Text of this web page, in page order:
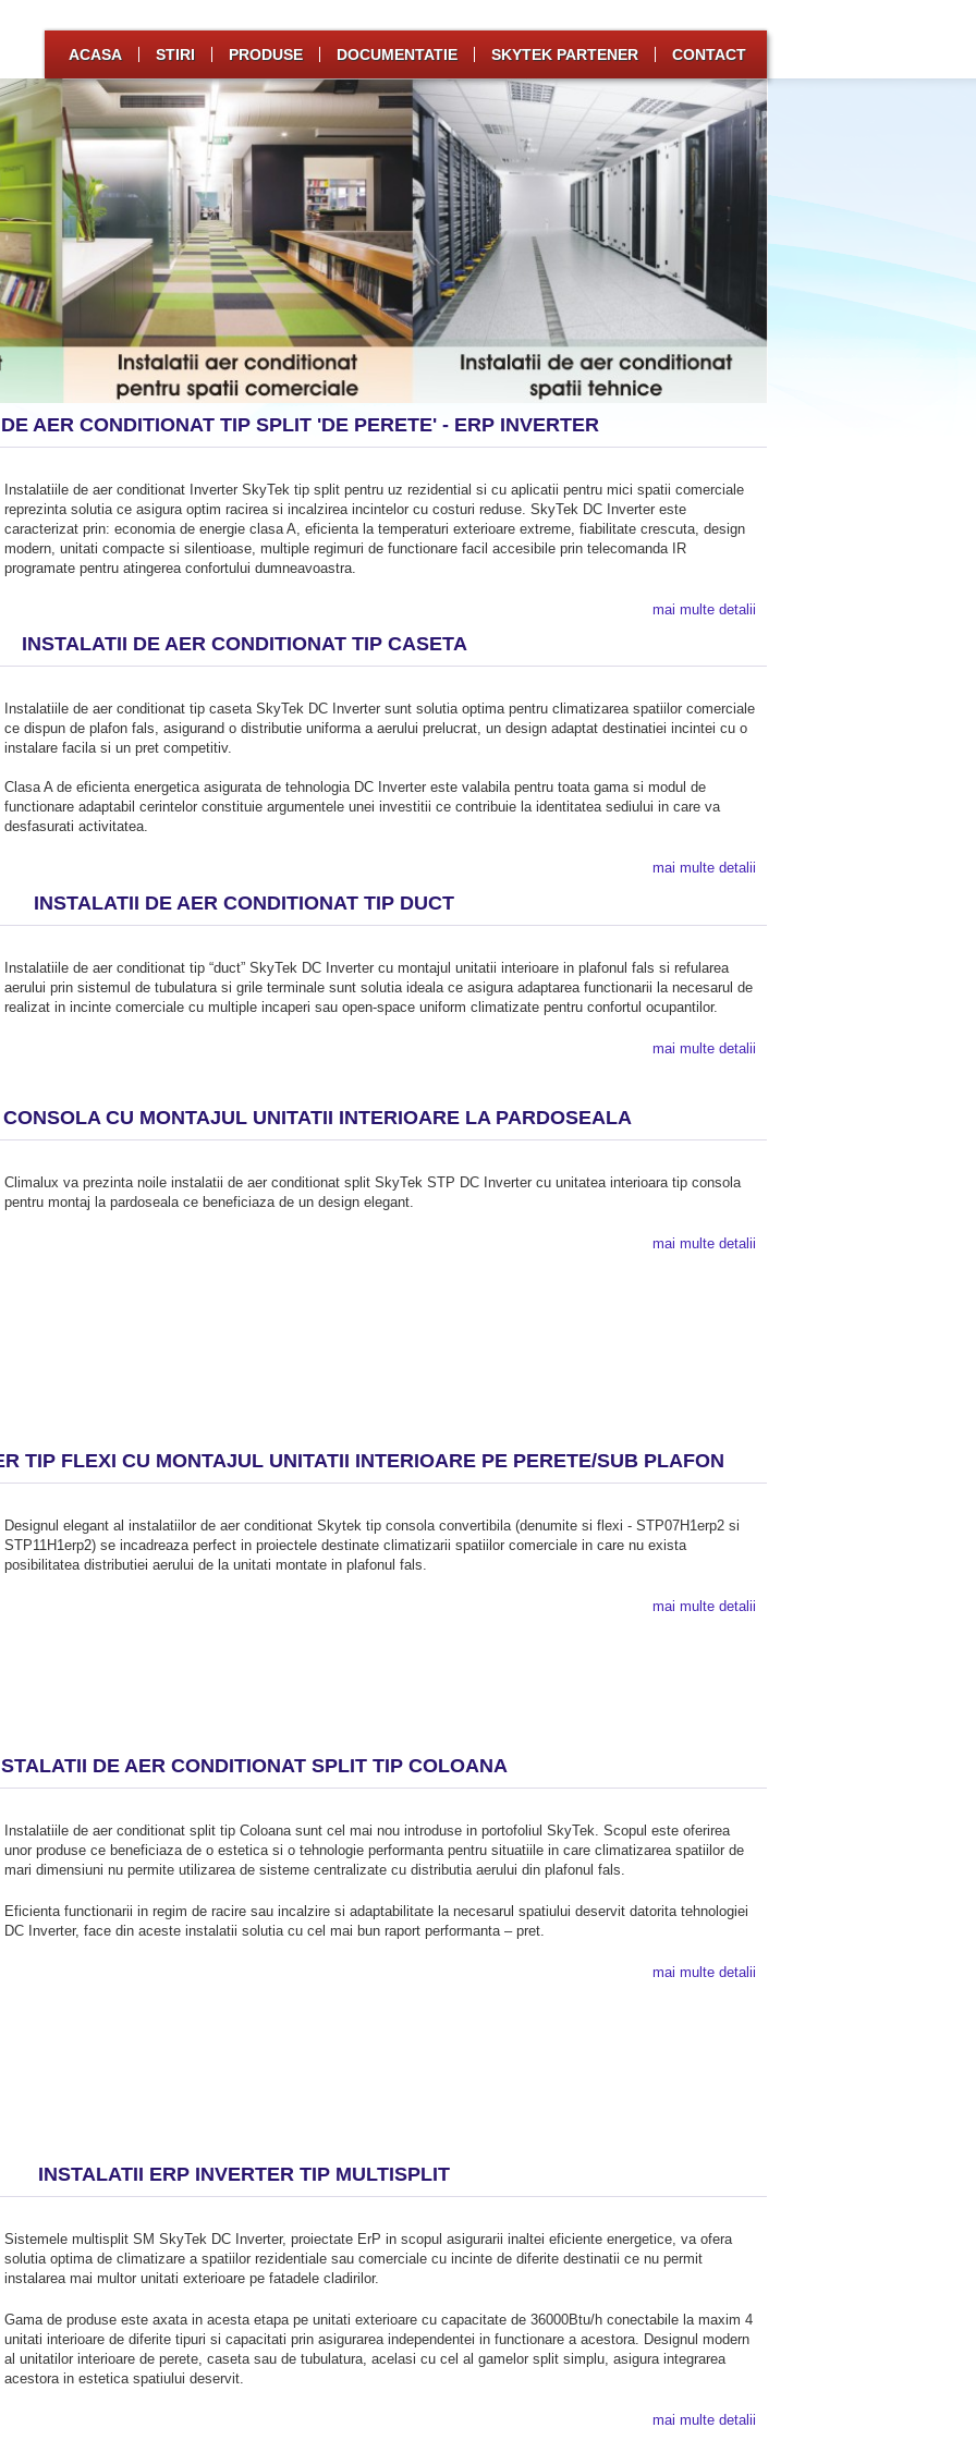
ACASA STIRI PRODUSE DOCUMENTATIE SKYTEK PARTENER CONTACT
AER CONDITIONAT TIP SPLIT 'DE PERETE' - ERP INVERTER
Instalatiile de aer conditionat Inverter SkyTek tip split pentru uz rezidential si cu aplicatii pentru mici spatii comerciale
reprezinta solutia ce asigura optim racirea si incalzirea incintelor cu costuri reduse. SkyTek DC Inverter este
caracterizat prin: economia de energie clasa A, eficienta la temperaturi exterioare extreme, fiabilitate crescuta, design
modern, unitati compacte si silentioase, multiple regimuri de functionare facil accesibile prin telecomanda IR
programate pentru atingerea confortului dumneavoastra.
mai multe detalii
INSTALATII DE AER CONDITIONAT TIP CASETA
Instalatiile de aer conditionat tip caseta SkyTek DC Inverter sunt solutia optima pentru climatizarea spatiilor comerciale
ce dispun de plafon fals, asigurand o distributie uniforma a aerului prelucrat, un design adaptat destinatiei incintei cu o
instalare facila si un pret competitiv.
Clasa A de eficienta energetica asigurata de tehnologia DC Inverter este valabila pentru toata gama si modul de
functionare adaptabil cerintelor constituie argumentele unei investitii ce contribuie la identitatea sediului in care va
desfasurati activitatea.
mai multe detalii
INSTALATII DE AER CONDITIONAT TIP DUCT
Instalatiile de aer conditionat tip “duct” SkyTek DC Inverter cu montajul unitatii interioare in plafonul fals si refularea
aerului prin sistemul de tubulatura si grile terminale sunt solutia ideala ce asigura adaptarea functionarii la necesarul de
realizat in incinte comerciale cu multiple incaperi sau open-space uniform climatizate pentru confortul ocupantilor.
mai multe detalii
CU MONTAJUL UNITATII INTERIOARE LA PARDOSEALA
Climalux va prezinta noile instalatii de aer conditionat split SkyTek STP DC Inverter cu unitatea interioara tip consola
pentru montaj la pardoseala ce beneficiaza de un design elegant.
mai multe detalii
TIP FLEXI CU MONTAJUL UNITATII INTERIOARE PE PERETE/SUB PLAFON
Designul elegant al instalatiilor de aer conditionat Skytek tip consola convertibila (denumite si flexi - STP07H1erp2 si
STP11H1erp2) se incadreaza perfect in proiectele destinate climatizarii spatiilor comerciale in care nu exista
posibilitatea distributiei aerului de la unitati montate in plafonul fals.
mai multe detalii
DE AER CONDITIONAT SPLIT TIP COLOANA
Instalatiile de aer conditionat split tip Coloana sunt cel mai nou introduse in portofoliul SkyTek. Scopul este oferirea
unor produse ce beneficiaza de o estetica si o tehnologie performanta pentru situatiile in care climatizarea spatiilor de
mari dimensiuni nu permite utilizarea de sisteme centralizate cu distributia aerului din plafonul fals.
Eficienta functionarii in regim de racire sau incalzire si adaptabilitate la necesarul spatiului deservit datorita tehnologiei
DC Inverter, face din aceste instalatii solutia cu cel mai bun raport performanta – pret.
mai multe detalii
INSTALATII ERP INVERTER TIP MULTISPLIT
Sistemele multisplit SM SkyTek DC Inverter, proiectate ErP in scopul asigurarii inaltei eficiente energetice, va ofera
solutia optima de climatizare a spatiilor rezidentiale sau comerciale cu incinte de diferite destinatii ce nu permit
instalarea mai multor unitati exterioare pe fatadele cladirilor.
Gama de produse este axata in acesta etapa pe unitati exterioare cu capacitate de 36000Btu/h conectabile la maxim 4
unitati interioare de diferite tipuri si capacitati prin asigurarea independentei in functionare a acestora. Designul modern
al unitatilor interioare de perete, caseta sau de tubulatura, acelasi cu cel al gamelor split simplu, asigura integrarea
acestora in estetica spatiului deservit.
mai multe detalii